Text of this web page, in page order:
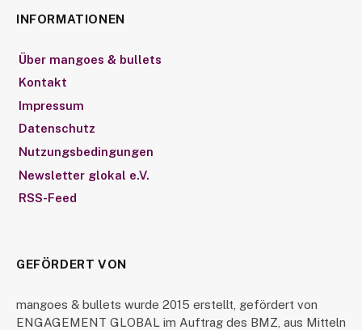
INFORMATIONEN
Über mangoes & bullets
Kontakt
Impressum
Datenschutz
Nutzungsbedingungen
Newsletter glokal e.V.
RSS-Feed
GEFÖRDERT VON
mangoes & bullets wurde 2015 erstellt, gefördert von
ENGAGEMENT GLOBAL im Auftrag des BMZ, aus Mitteln